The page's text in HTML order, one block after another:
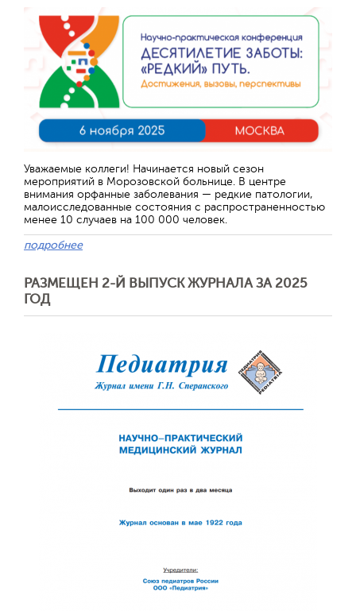
Уважаемые коллеги! Начинается новый сезон
мероприятий в Морозовской больнице. В центре
внимания орфанные заболевания — редкие патологии,
малоисследованные состояния с распространенностью
менее 10 случаев на 100 000 человек.
подробнее
РАЗМЕЩЕН 2-Й ВЫПУСК ЖУРНАЛА ЗА 2025
ГОД